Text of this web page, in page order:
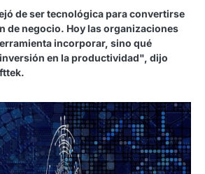
de ser tecnológica para convertirse
de negocio. Hoy las organizaciones
incorporar, sino qué
en la productividad", dijo